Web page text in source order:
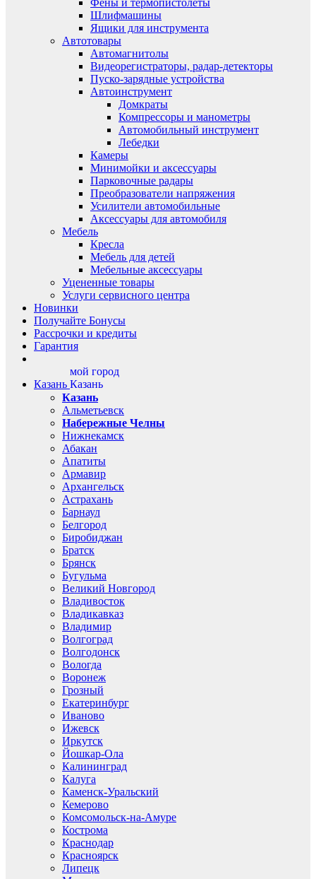
Фены и термопистолеты
Шлифмашины
Ящики для инструмента
Автотовары
Автомагнитолы
Видеорегистраторы, радар-детекторы
Пуско-зарядные устройства
Автоинструмент
Домкраты
Компрессоры и манометры
Автомобильный инструмент
Лебедки
Камеры
Минимойки и аксессуары
Парковочные радары
Преобразователи напряжения
Усилители автомобильные
Аксессуары для автомобиля
Мебель
Кресла
Мебель для детей
Мебельные аксессуары
Уцененные товары
Услуги сервисного центра
Новинки
Получайте Бонусы
Рассрочки и кредиты
Гарантия
Казань
мой город
Казань
Казань
Альметьевск
Набережные Челны
Нижнекамск
Абакан
Апатиты
Армавир
Архангельск
Астрахань
Барнаул
Белгород
Биробиджан
Братск
Брянск
Бугульма
Великий Новгород
Владивосток
Владикавказ
Владимир
Волгоград
Волгодонск
Вологда
Воронеж
Грозный
Екатеринбург
Иваново
Ижевск
Иркутск
Йошкар-Ола
Калининград
Калуга
Каменск-Уральский
Кемерово
Комсомольск-на-Амуре
Кострома
Краснодар
Красноярск
Липецк